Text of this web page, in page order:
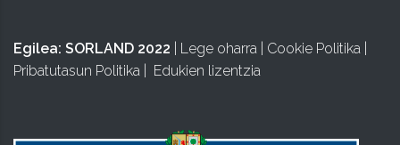
Egilea: SORLAND 2022 Lege oharra Cookie Politika
Pribatutasun Politika
Edukien lizentzia